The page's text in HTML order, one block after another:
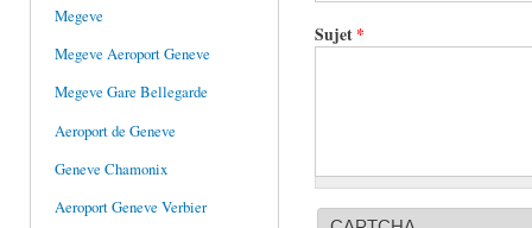
Megeve
Megeve Aeroport Geneve
Megeve Gare Bellegarde
Aeroport de Geneve
Geneve Chamonix
Aeroport Geneve Verbier
Sujet*